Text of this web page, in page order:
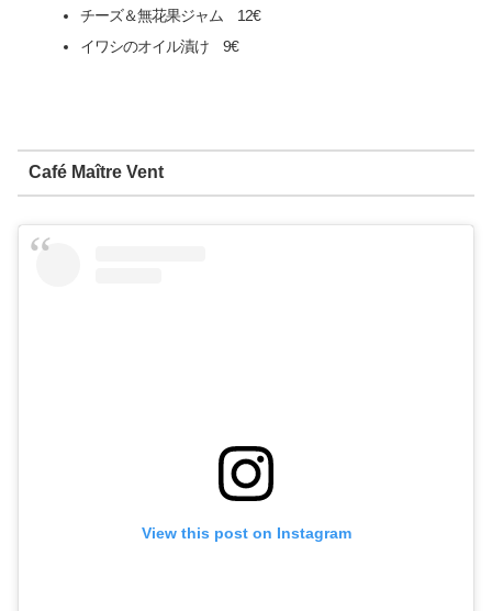
チーズ＆無花果ジャム 12€
イワシのオイル漬け 9€
Café Maître Vent
View this post on Instagram